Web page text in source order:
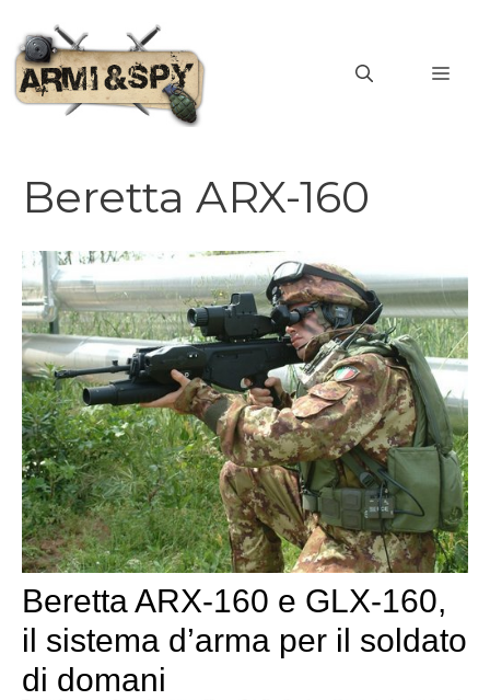
contenuto
Beretta ARX-160
Beretta ARX-160 e GLX-160,
il sistema d’arma per il soldato
di domani